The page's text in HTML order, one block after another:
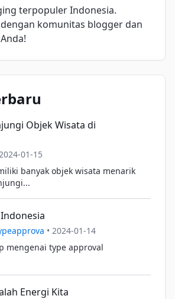
terpopuler Indonesia.
komunitas blogger dan
Objek Wisata di
01-15
banyak objek wisata menarik
• 2024-01-14
mengenai type approval
Energi Kita